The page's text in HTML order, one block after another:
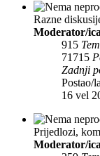
Razne
Moderator/
915
71715
Zadnji
Postao/
16 vel
Prijedlozi,
Moderator/